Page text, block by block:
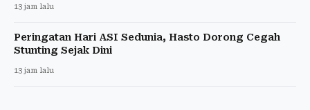
13 jam lalu
Peringatan Hari ASI Sedunia, Hasto Dorong Cegah
Stunting Sejak Dini
13 jam lalu